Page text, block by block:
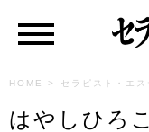
HOME > セラピスト・エ
はやしひろこ